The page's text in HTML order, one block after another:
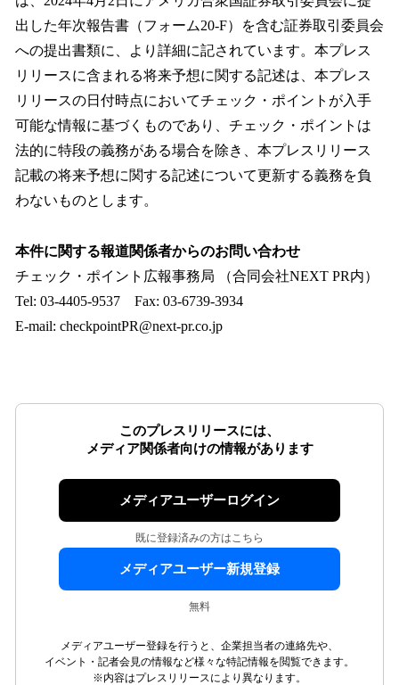
出した年次報告書（フォーム20-F）を含む証券取引委員会
への提出書類に、より詳細に記されています。本プレス
リリースに含まれる将来予想に関する記述は、本プレス
リリースの日付時点においてチェック・ポイントが入手
可能な情報に基づくものであり、チェック・ポイントは
法的に特段の義務がある場合を除き、本プレスリリース
記載の将来予想に関する記述について更新する義務を負
わないものとします。
本件に関する報道関係者からのお問い合わせ
チェック・ポイント広報事務局 （合同会社NEXT PR内）
Tel: 03-4405-9537 Fax: 03-6739-3934
E-mail: checkpointPR@next-pr.co.jp
このプレスリリースには、
メディア関係者向けの情報があります
メディアユーザーログイン
既に登録済みの方はこちら
メディアユーザー新規登録
無料
メディアユーザー登録を行うと、企業担当者の連絡先や、
イベント・記者会見の情報など様々な特記情報を閲覧できます。
※内容はプレスリリースにより異なります。